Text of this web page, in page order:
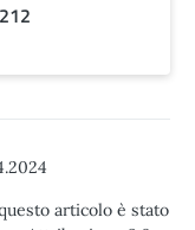
articolo è stato